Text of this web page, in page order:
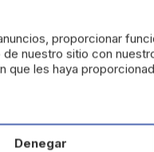
50 Uds.
Añadir
proporcionar
nuestro sitio con
les haya
Denegar